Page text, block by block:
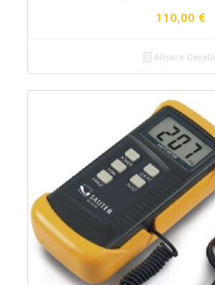
110,00 €
Afișare Detalii